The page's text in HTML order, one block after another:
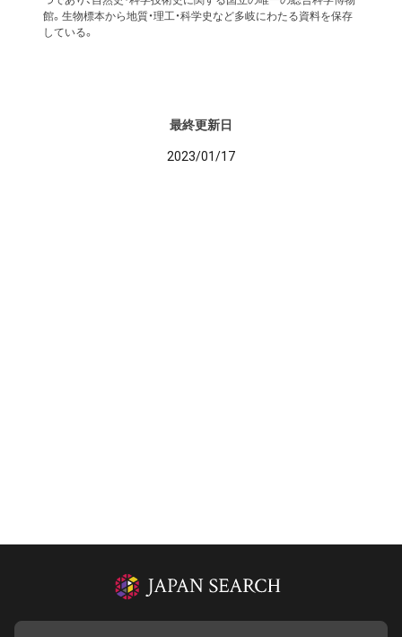
館。生物標本から地質・理工・科学史など多岐にわたる資料を保存
している。
最終更新日
2023/01/17